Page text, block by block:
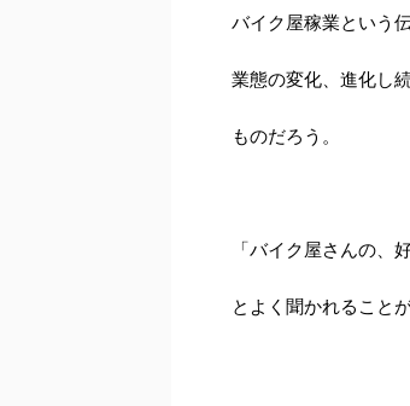
バイク屋稼業という
業態の変化、進化し
ものだろう。
「バイク屋さんの、
とよく聞かれること